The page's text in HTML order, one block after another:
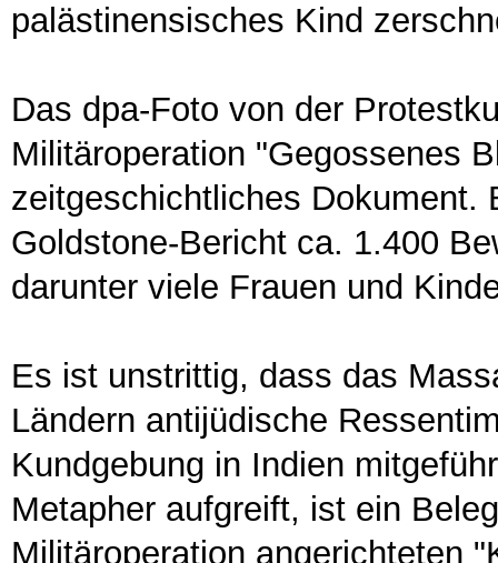
palästinensisches Kind
Das dpa-Foto von der
Militäroperation "Gegossenes
zeitgeschichtliches Dokument.
Goldstone-Bericht ca. 1.400
darunter viele Frauen und
Es ist unstrittig, dass das
Ländern antijüdische
Kundgebung in Indien
Metapher aufgreift, ist ein
Militäroperation angerichteten